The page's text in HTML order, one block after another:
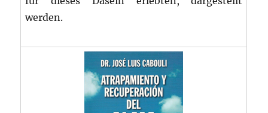
werden.